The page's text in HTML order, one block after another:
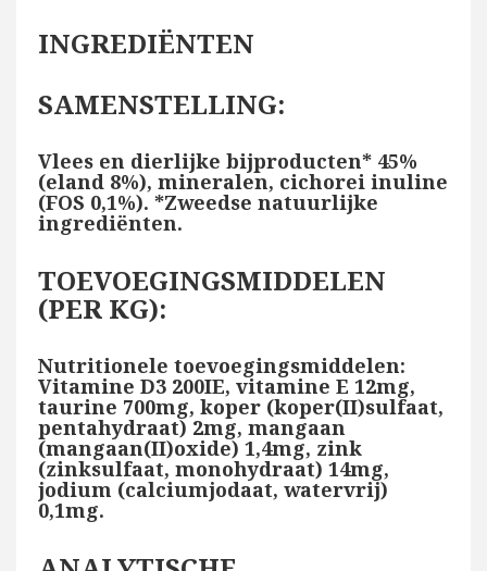
INGREDIËNTEN
SAMENSTELLING:
Vlees en dierlijke bijproducten* 45%
(eland 8%), mineralen, cichorei inuline
(FOS 0,1%). *Zweedse natuurlijke
ingrediënten.
TOEVOEGINGSMIDDELEN
(PER KG):
Nutritionele toevoegingsmiddelen:
Vitamine D3 200IE, vitamine E 12mg,
taurine 700mg, koper (koper(II)sulfaat,
pentahydraat) 2mg, mangaan
(mangaan(II)oxide) 1,4mg, zink
(zinksulfaat, monohydraat) 14mg,
jodium (calciumjodaat, watervrij)
0,1mg.